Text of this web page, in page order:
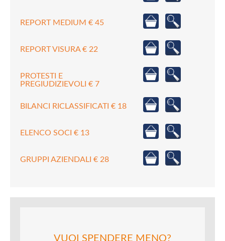
REPORT MEDIUM € 45
REPORT VISURA € 22
PROTESTI E
PREGIUDIZIEVOLI € 7
BILANCI RICLASSIFICATI € 18
ELENCO SOCI € 13
GRUPPI AZIENDALI € 28
VUOI SPENDERE MENO?